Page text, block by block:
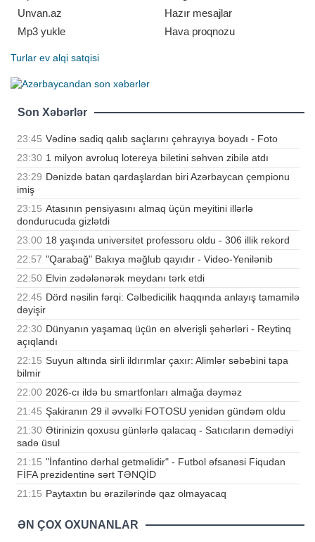
Unvan.az
Hazır mesajlar
Mp3 yukle
Hava proqnozu
Turlar ev alqi satqisi
Son Xəbərlər
23:45 Vədinə sadiq qalıb saçlarını çəhrayıya boyadı - Foto
23:30 1 milyon avroluq lotereya biletini səhvən zibilə atdı
23:29 Dənizdə batan qardaşlardan biri Azərbaycan çempionu
imiş
23:15 Atasının pensiyasını almaq üçün meyitini illərlə
dondurucuda gizlətdi
23:00 18 yaşında universitet professoru oldu - 306 illik rekord
22:57 "Qarabağ" Bakıya məğlub qayıdır - Video-Yenilənib
22:50 Elvin zədələnərək meydanı tərk etdi
22:45 Dörd nəsilin fərqi: Cəlbedicilik haqqında anlayış tamamilə
dəyişir
22:30 Dünyanın yaşamaq üçün ən əlverişli şəhərləri - Reytinq
açıqlandı
22:15 Suyun altında sirli ildırımlar çaxır: Alimlər səbəbini tapa
bilmir
22:00 2026-cı ildə bu smartfonları almağa dəyməz
21:45 Şakiranın 29 il əvvəlki FOTOSU yenidən gündəm oldu
21:30 Ətirinizin qoxusu günlərlə qalacaq - Satıcıların demədiyi
sadə üsul
21:15 "İnfantino dərhal getməlidir" - Futbol əfsanəsi Fiqudan
FİFA prezidentinə sərt TƏNQİD
21:15 Paytaxtın bu ərazilərində qaz olmayacaq
ƏN ÇOX OXUNANLAR